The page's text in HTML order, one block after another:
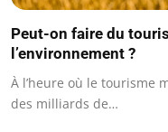
Peut-on faire du
l’environnement ?
À l’heure où le tourisme
des milliards de…